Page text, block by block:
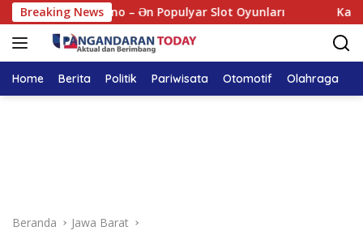
Langsung
ke
konten
Breaking News
Online Kazino – Ən Populyar Slot Oyunları Kasyno
Home Berita Politik Pariwisata Otomotif Olahraga
Beranda Jawa Barat